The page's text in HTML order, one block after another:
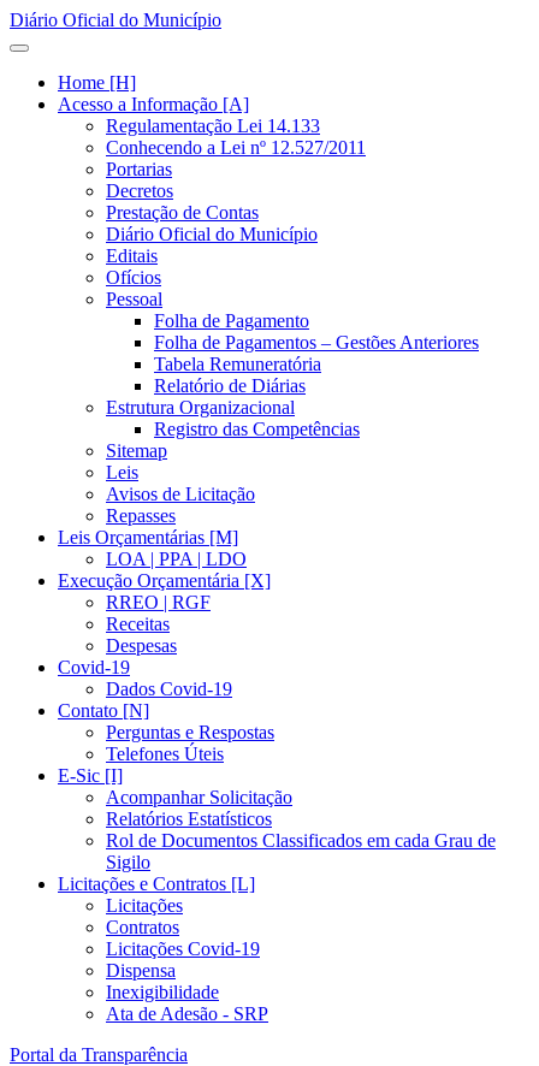
Diário Oficial do Município
Home [H]
Acesso a Informação [A]
Regulamentação Lei 14.133
Conhecendo a Lei nº 12.527/2011
Portarias
Decretos
Prestação de Contas
Diário Oficial do Município
Editais
Ofícios
Pessoal
Folha de Pagamento
Folha de Pagamentos – Gestões Anteriores
Tabela Remuneratória
Relatório de Diárias
Estrutura Organizacional
Registro das Competências
Sitemap
Leis
Avisos de Licitação
Repasses
Leis Orçamentárias [M]
LOA | PPA | LDO
Execução Orçamentária [X]
RREO | RGF
Receitas
Despesas
Covid-19
Dados Covid-19
Contato [N]
Perguntas e Respostas
Telefones Úteis
E-Sic [I]
Acompanhar Solicitação
Relatórios Estatísticos
Rol de Documentos Classificados em cada Grau de
Sigilo
Licitações e Contratos [L]
Licitações
Contratos
Licitações Covid-19
Dispensa
Inexigibilidade
Ata de Adesão - SRP
Portal da Transparência